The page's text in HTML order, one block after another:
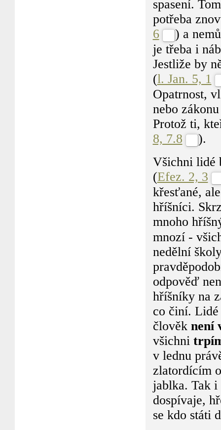
spasení.
potřeba
6
) a
je třeba i
Jestliže by
(l. Jan. 5, 1
Opatrnost,
nebo
Protož ti,
8, 7.8
).
Všichni lidé
(Efez. 2, 3
křesťané,
hříšníci.
mnoho
mnozí -
nedělní
odpověď
hříšníky na
co činí. Lidé
člověk není
všichni
v lednu
zlatordícím
jablka. Tak
dospívaje,
se kdo státi